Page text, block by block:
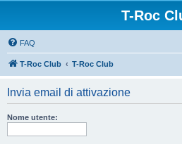
T-Roc
FAQ
T-Roc Club T-Roc Club
Invia email di attivazione
Nome utente: